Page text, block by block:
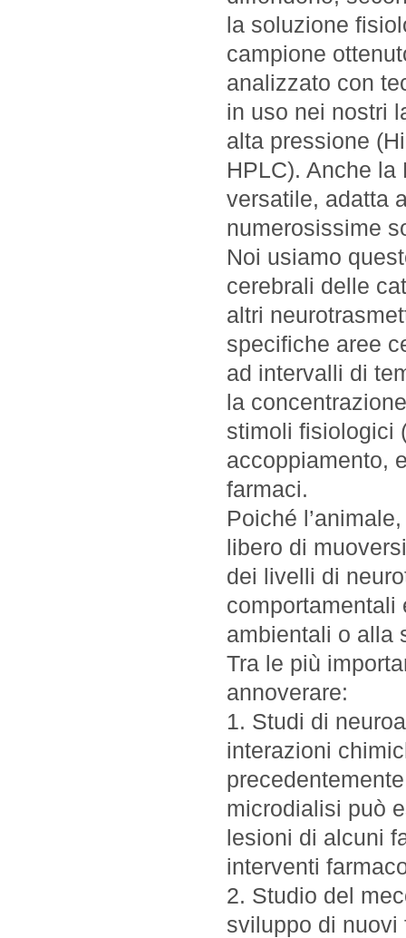
la soluzione
campione
analizzato con
in uso nei nostri
alta pressione
HPLC). Anche
versatile, adatta
numerosissime
Noi usiamo
cerebrali delle
altri
specifiche aree
ad intervalli di
la
stimoli fisiologici
accoppiamento,
farmaci.
Poiché
libero di
dei livelli di
comportamentali
ambientali o alla
Tra le più
annoverare:
1. Studi di
interazioni
microdialisi può
lesioni di alcuni
interventi
2. Studio del
sviluppo di